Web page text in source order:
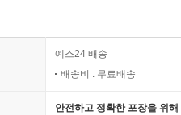
예스24 배송
배송비 : 무료배송
안전하고 정확한 포장을 위